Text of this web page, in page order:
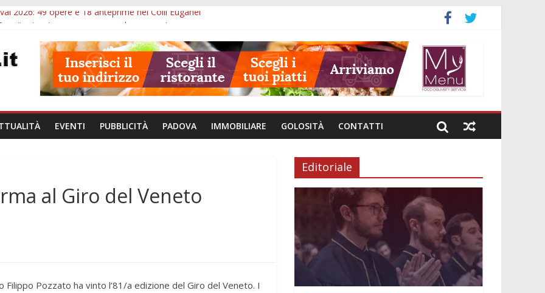
2026: 49 opere e 18 anteprime nei Colli Euganei
ore 21: lavoratore morto, credito sul gasolio e IA nei Comuni
visite ed escursioni fino a settembre
di Padova: 5 funzionari, domande entro il 7 agosto
EVENTI PUBBLICITÀ PADOVA IMMOBILIARE GOLOSITÀ CONTATTI
al Giro del Veneto
Filippo Pozzato ha vinto l’81/a edizione del Giro del Veneto. I
Editoriale